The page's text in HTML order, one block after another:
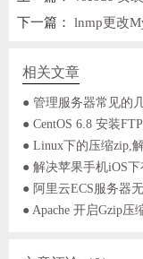
下一篇：lnmp更改
相关文章
● 管理服务器常见的
● CentOS 6.8 安装
● Linux下的压缩zip,
● 解决苹果手机iOS
● Apache 开启Gzip压